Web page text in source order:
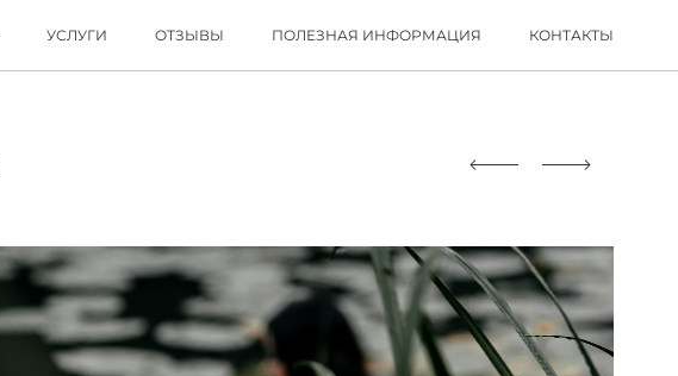
УСЛУГИ ОТЗЫВЫ ПОЛЕЗНАЯ ИНФОРМАЦИЯ КОНТАКТЫ